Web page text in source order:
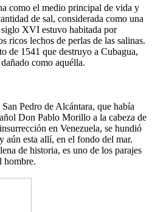
como el medio principal de vida y
de sal, considerada como una
XVI estuvo habitada por
ricos lechos de perlas de las salinas.
de 1541 que destruyo a Cubagua,
como aquélla.
Pedro de Alcántara, que había
Don Pablo Morillo a la cabeza de
en Venezuela, se hundió
aún esta allí, en el fondo del mar.
de historia, es uno de los parajes
hombre.